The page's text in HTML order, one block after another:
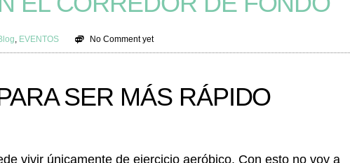
, EVENTOS No Comment yet
SER MÁS RÁPIDO
vivir únicamente de ejercicio aeróbico. Con esto no voy a